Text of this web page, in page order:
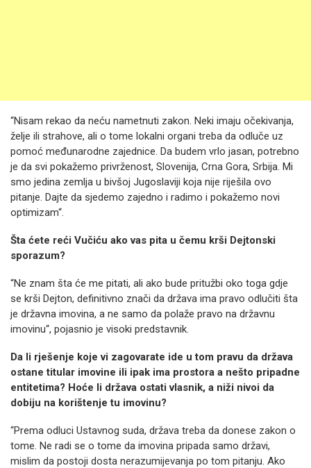
“Nisam rekao da neću nametnuti zakon. Neki imaju očekivanja,
želje ili strahove, ali o tome lokalni organi treba da odluče uz
pomoć međunarodne zajednice. Da budem vrlo jasan, potrebno
je da svi pokažemo privrženost, Slovenija, Crna Gora, Srbija. Mi
smo jedina zemlja u bivšoj Jugoslaviji koja nije riješila ovo
pitanje. Dajte da sjedemo zajedno i radimo i pokažemo novi
optimizam“.
Šta ćete reći Vučiću ako vas pita u čemu krši Dejtonski
sporazum?
“Ne znam šta će me pitati, ali ako bude pritužbi oko toga gdje
se krši Dejton, definitivno znači da država ima pravo odlučiti šta
je državna imovina, a ne samo da polaže pravo na državnu
imovinu“, pojasnio je visoki predstavnik.
Da li rješenje koje vi zagovarate ide u tom pravu da država
ostane titular imovine ili ipak ima prostora a nešto pripadne
entitetima? Hoće li država ostati vlasnik, a niži nivoi da
dobiju na korištenje tu imovinu?
“Prema odluci Ustavnog suda, država treba da donese zakon o
tome. Ne radi se o tome da imovina pripada samo državi,
mislim da postoji dosta nerazumijevanja po tom pitanju. Ako